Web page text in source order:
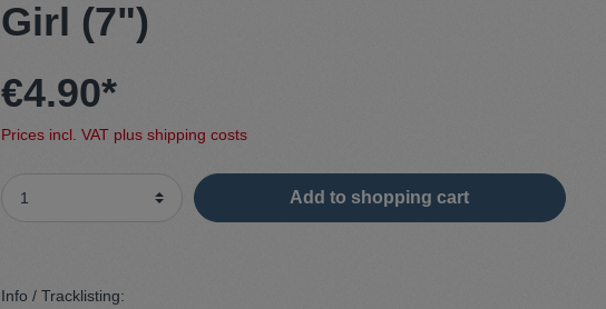
Schale
Girl (7")
€4.90*
Prices incl. VAT plus shipping costs
Add to shopping cart
Info / Tracklisting: